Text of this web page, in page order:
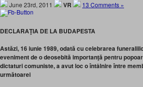
June 23rd, 2011 VR 13 Comments »
DECLARAŢIA DE LA BUDAPESTA
Astăzi, 16 iunie 1989, odată cu celebrarea
eveniment de o deosebită importanţă pentru
dictaturi comuniste, a avut loc o întâlnire între
următoarei